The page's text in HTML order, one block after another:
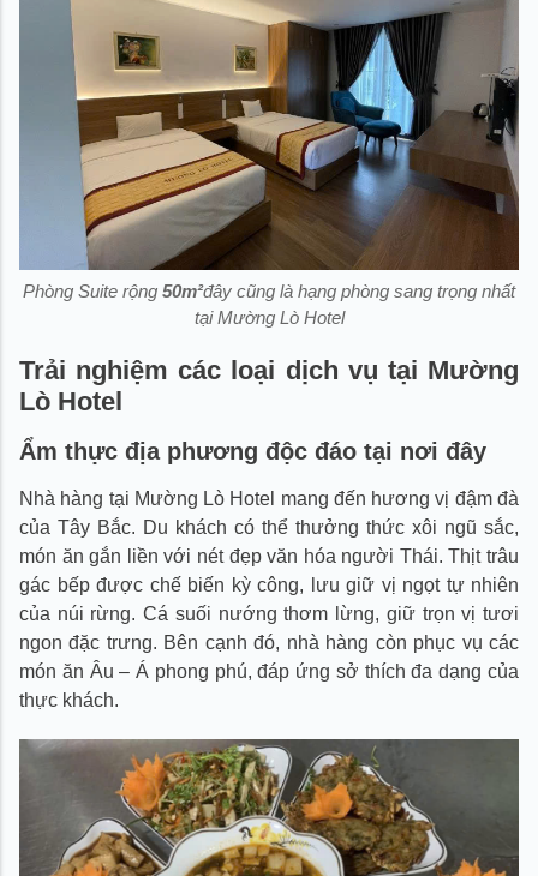
Phòng Suite rộng 50m²đây cũng là hạng phòng sang trọng nhất
tại Mường Lò Hotel
Trải nghiệm các loại dịch vụ tại Mường
Lò Hotel
Ẩm thực địa phương độc đáo tại nơi đây
Nhà hàng tại Mường Lò Hotel mang đến hương vị đậm đà
của Tây Bắc. Du khách có thể thưởng thức xôi ngũ sắc,
món ăn gắn liền với nét đẹp văn hóa người Thái. Thịt trâu
gác bếp được chế biến kỳ công, lưu giữ vị ngọt tự nhiên
của núi rừng. Cá suối nướng thơm lừng, giữ trọn vị tươi
ngon đặc trưng. Bên cạnh đó, nhà hàng còn phục vụ các
món ăn Âu – Á phong phú, đáp ứng sở thích đa dạng của
thực khách.